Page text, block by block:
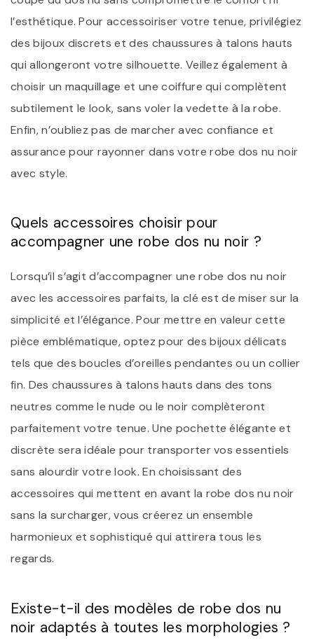
l’esthétique. Pour accessoiriser votre tenue, privilégiez
des bijoux discrets et des chaussures à talons hauts
qui allongeront votre silhouette. Veillez également à
choisir un maquillage et une coiffure qui complètent
subtilement le look, sans voler la vedette à la robe.
Enfin, n’oubliez pas de marcher avec confiance et
assurance pour rayonner dans votre robe dos nu noir
avec style.
Quels accessoires choisir pour
accompagner une robe dos nu noir ?
Lorsqu’il s’agit d’accompagner une robe dos nu noir
avec les accessoires parfaits, la clé est de miser sur la
simplicité et l’élégance. Pour mettre en valeur cette
pièce emblématique, optez pour des bijoux délicats
tels que des boucles d’oreilles pendantes ou un collier
fin. Des chaussures à talons hauts dans des tons
neutres comme le nude ou le noir complèteront
parfaitement votre tenue. Une pochette élégante et
discrète sera idéale pour transporter vos essentiels
sans alourdir votre look. En choisissant des
accessoires qui mettent en avant la robe dos nu noir
sans la surcharger, vous créerez un ensemble
harmonieux et sophistiqué qui attirera tous les
regards.
Existe-t-il des modèles de robe dos nu
noir adaptés à toutes les morphologies ?